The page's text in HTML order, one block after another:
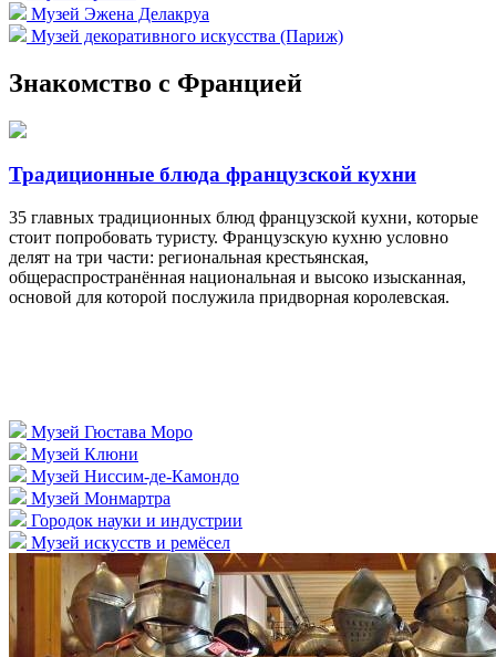
Музей Эжена Делакруа
Музей декоративного искусства (Париж)
Знакомство с Францией
Традиционные блюда французской кухни
35 главных традиционных блюд французской кухни, которые
стоит попробовать туристу. Французскую кухню условно
делят на три части: региональная крестьянская,
общераспространённая национальная и высоко изысканная,
основой для которой послужила придворная королевская.
Музей Гюстава Моро
Музей Клюни
Музей Ниссим-де-Камондо
Музей Монмартра
Городок науки и индустрии
Музей искусств и ремёсел